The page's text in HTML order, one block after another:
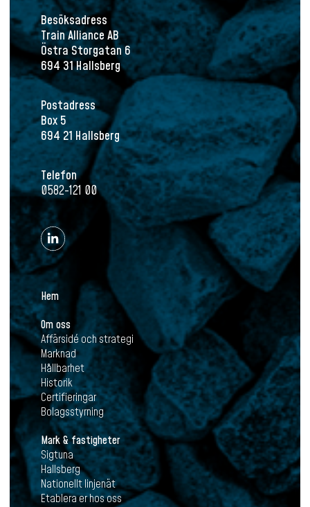
Besöksadress
Train Alliance AB
Östra Storgatan 6
694 31 Hallsberg
Postadress
Box 5
694 21 Hallsberg
Telefon
0582-121 00
Hem
Om oss
Affärsidé och strategi
Marknad
Hållbarhet
Historik
Certifieringar
Bolagsstyrning
Mark & fastigheter
Sigtuna
Hallsberg
Nationellt linjenät
Etablera er hos oss